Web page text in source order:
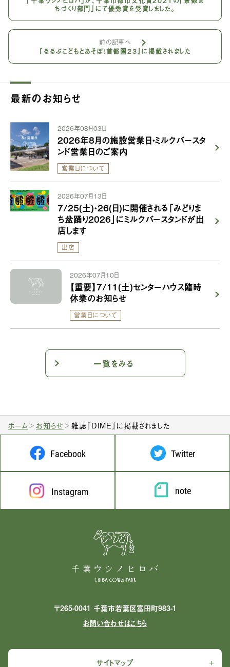
ちづくり部門」にて優秀賞を受賞しました。
前の記事へ
『るるぶこどもとあそぼ！首都圏23』に掲載されました
最新のお知らせ
2026年08月03日
2026年8月の施設営業日・ミルクバースタ
ンド営業日のご案内
営業日について
2026年07月13日
7/25(土)・26(日)に開催される「みどりま
ち盆踊り2026」にミルクバースタンドが出
店します
出店
2026年07月10日
【重要】7/11(土)センターハウス臨時
休業のお知らせ
営業日について
一覧をみる
ホーム お知らせ 雑誌『DIME』に掲載されました
Facebook Twitter
Instagram note
〒265-0041 千葉市若葉区富田町983-1
お問い合わせはこちら
サイトマップ